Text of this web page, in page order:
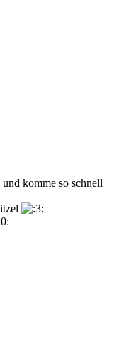
komme so schnell